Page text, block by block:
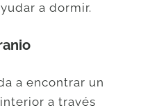
a dormir.
a encontrar un
a través